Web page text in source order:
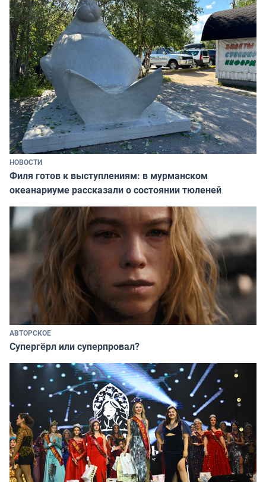
НОВОСТИ
Филя готов к выступлениям: в мурманском
океанариуме рассказали о состоянии тюленей
АВТОРСКОЕ
Супергёрл или суперпровал?